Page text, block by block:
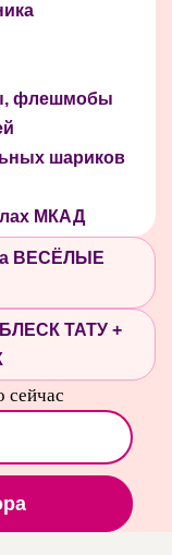
флешмобы
шариков
МКАД
ВЕСЁЛЫЕ
БЛЕСК ТАТУ +
сейчас